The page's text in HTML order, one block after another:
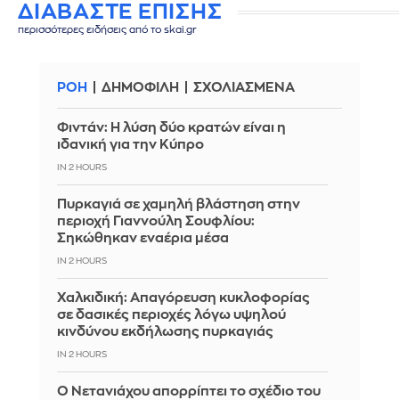
ΔΙΑΒΑΣΤΕ ΕΠΙΣΗΣ
περισσότερες ειδήσεις από το skai.gr
ΡΟΗ ΔΗΜΟΦΙΛΗ ΣΧΟΛΙΑΣΜΕΝΑ
Φιντάν: Η λύση δύο κρατών είναι η
ιδανική για την Κύπρο
IN 2 HOURS
Πυρκαγιά σε χαμηλή βλάστηση στην
περιοχή Γιαννούλη Σουφλίου:
Σηκώθηκαν εναέρια μέσα
IN 2 HOURS
Χαλκιδική: Απαγόρευση κυκλοφορίας
σε δασικές περιοχές λόγω υψηλού
κινδύνου εκδήλωσης πυρκαγιάς
IN 2 HOURS
Ο Νετανιάχου απορρίπτει το σχέδιο του